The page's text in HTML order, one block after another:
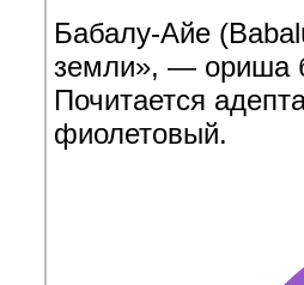
Бабалу-Айе
земли», — ориша
Почитается
фиолетовый.